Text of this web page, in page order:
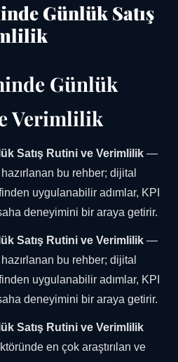
Günlük Satış
Günlük
Verimlilik
Satış Rutini ve Verimlilik —
bu rehber; dijital
uygulanabilir adımlar, KPI
deneyimini bir araya getirir.
Satış Rutini ve Verimlilik —
bu rehber; dijital
uygulanabilir adımlar, KPI
deneyimini bir araya getirir.
Satış Rutini ve Verimlilik
en çok araştırılan ve